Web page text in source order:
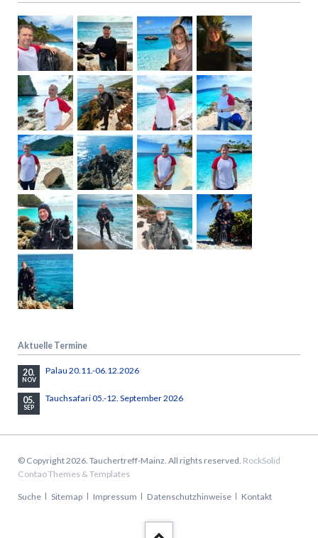
Aktuelle Termine
20.
NOV
Palau 20.11.-06.12.2026
05.
SEP
Tauchsafari 05.-12. September 2026
© Copyright 2026. Tauchertreff-Mainz. All rights reserved. RockSolid
Contao Themes & Templates
Navigation
Suche Sitemap Impressum Datenschutzhinweise Kontakt